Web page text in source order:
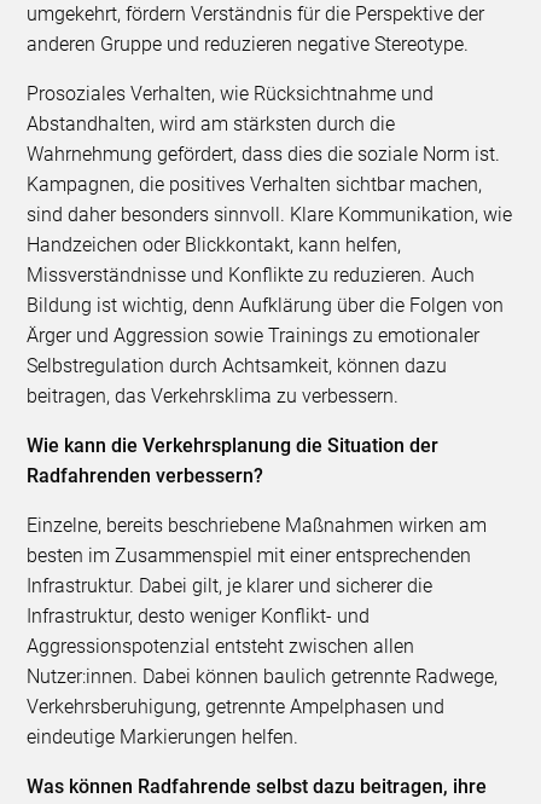
umgekehrt, fördern Verständnis für die Perspektive der
anderen Gruppe und reduzieren negative Stereotype.
Prosoziales Verhalten, wie Rücksichtnahme und
Abstandhalten, wird am stärksten durch die
Wahrnehmung gefördert, dass dies die soziale Norm ist.
Kampagnen, die positives Verhalten sichtbar machen,
sind daher besonders sinnvoll. Klare Kommunikation, wie
Handzeichen oder Blickkontakt, kann helfen,
Missverständnisse und Konflikte zu reduzieren. Auch
Bildung ist wichtig, denn Aufklärung über die Folgen von
Ärger und Aggression sowie Trainings zu emotionaler
Selbstregulation durch Achtsamkeit, können dazu
beitragen, das Verkehrsklima zu verbessern.
Wie kann die Verkehrsplanung die Situation der
Radfahrenden verbessern?
Einzelne, bereits beschriebene Maßnahmen wirken am
besten im Zusammenspiel mit einer entsprechenden
Infrastruktur. Dabei gilt, je klarer und sicherer die
Infrastruktur, desto weniger Konflikt- und
Aggressionspotenzial entsteht zwischen allen
Nutzer:innen. Dabei können baulich getrennte Radwege,
Verkehrsberuhigung, getrennte Ampelphasen und
eindeutige Markierungen helfen.
Was können Radfahrende selbst dazu beitragen, ihre